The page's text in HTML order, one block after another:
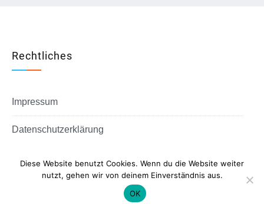
Rechtliches
Impressum
Datenschutzerklärung
Copyright © All rights reserved.
Diese Website benutzt Cookies. Wenn du die Website weiter
nutzt, gehen wir von deinem Einverständnis aus.
OK